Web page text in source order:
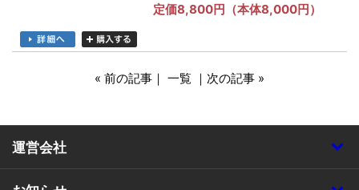
定価8,800円（本体8,000円）
« 前の記事 ｜ 一覧 ｜ 次の記事 »
運営会社